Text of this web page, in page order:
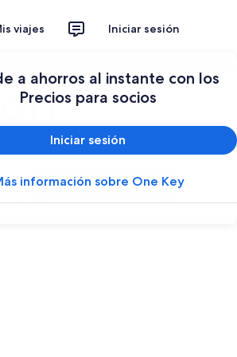
viajes Iniciar sesión
a ahorros al instante con los
Precios para socios
Iniciar sesión
información sobre One Key
Buscar